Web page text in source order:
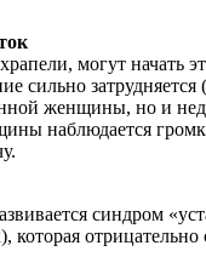
могут начать
сильно
женщины, но и
наблюдается
синдром
которая